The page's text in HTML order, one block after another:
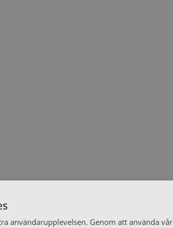
användarupplevelsen. Genom att använda vår